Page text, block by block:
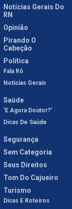
Notícias Gerais Do
RN
Opinião
Pirando O
Cabeção
Política
Fala Rô
Notícias Gerais
Saúde
'E Agora Doutor?'
Dicas De Saúde
Segurança
Sem Categoria
Seus Direitos
Tom Do Cajueiro
Turismo
Dicas E Roteiros